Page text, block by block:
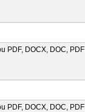
PDF, DOCX, DOC, PDF
PDF, DOCX, DOC, PDF